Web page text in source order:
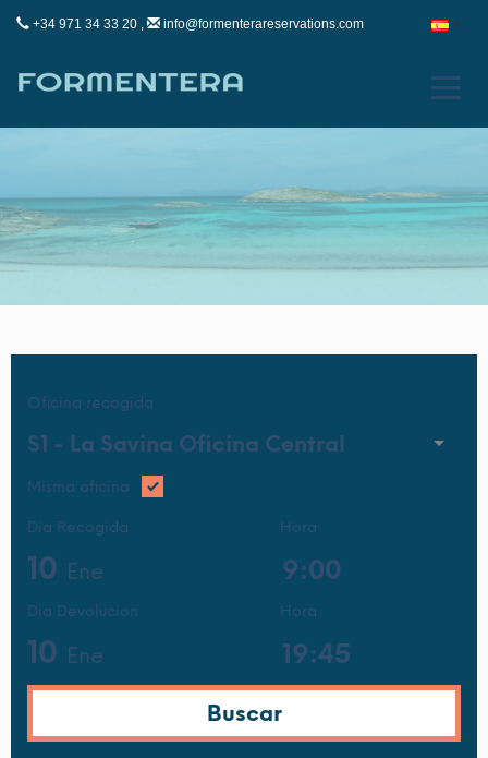
+34 971 34 33 20 , info@formenterareservations.com
Oficina recogida
S1 - La Savina Oficina Central
Misma oficina
Dia Recogida
10 Ene
Hora
Dia Devolucion
10 Ene
Hora